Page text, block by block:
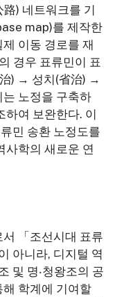
) 네트워크를 기
map)를 제작한
이동 경로를 재
경우 표류민이 표
) → 성치(省治) →
노정을 구축하
하여 보완한다. 이
민 송환 노정도를
사학의 새로운 연
「조선시대 표류
아니라, 디지털 역
및 명‧청왕조의 공
해 학계에 기여할